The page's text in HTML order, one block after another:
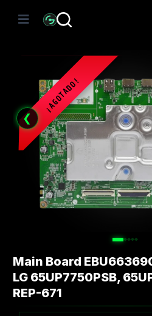
❮
Main Board
LG 65UP7750PSB,
REP-671